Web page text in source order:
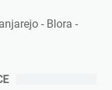
- Blora -